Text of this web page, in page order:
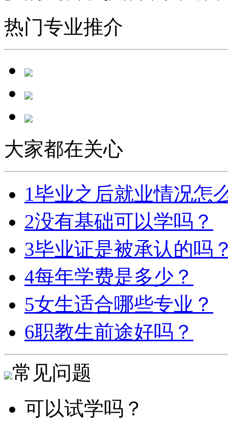
热门专业推介
大家都在关心
1毕业之后就业情况怎
2没有基础可以学吗？
3毕业证是被承认的吗
4每年学费是多少？
5女生适合哪些专业？
6职教生前途好吗？
常见问题
可以试学吗？